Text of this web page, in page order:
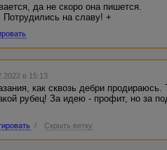
да не скоро она пишется.
на славу! +
в 15:13
как сквозь дебри
рубец! За идею - профит, но за
/ Скрыть ветку